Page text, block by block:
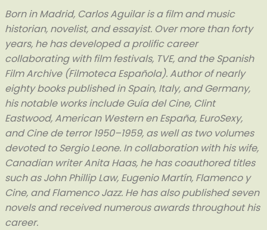
Born in Madrid, Carlos Aguilar is a film and music
historian, novelist, and essayist. Over more than forty
years, he has developed a prolific career
collaborating with film festivals, TVE, and the Spanish
Film Archive (Filmoteca Española). Author of nearly
eighty books published in Spain, Italy, and Germany,
his notable works include Guía del Cine, Clint
Eastwood, American Western en España, EuroSexy,
and Cine de terror 1950–1959, as well as two volumes
devoted to Sergio Leone. In collaboration with his wife,
Canadian writer Anita Haas, he has coauthored titles
such as John Phillip Law, Eugenio Martín, Flamenco y
Cine, and Flamenco Jazz. He has also published seven
novels and received numerous awards throughout his
career.